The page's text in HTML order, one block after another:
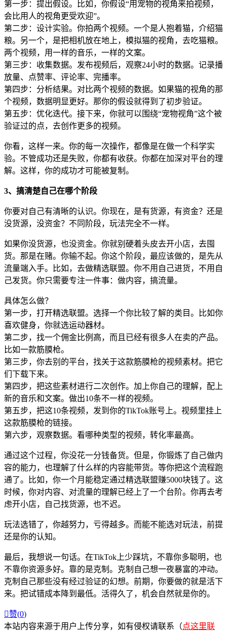
第一步：提出假设。比如，你假设“用宠物的视角来拍视频，
会比用人的视角更受欢迎”。
第二步：设计实验。你拍两个视频。一个是人抱着猫，介绍猫
粮。另一个，是把相机放在地上，模拟猫的视角，去吃猫粮。
两个视频，用一样的音乐，一样的文案。
第三步：收集数据。发布视频后，观察24小时的数据。记录播
放量、点赞率、评论率、完播率。
第四步：分析结果。对比两个视频的数据。如果猫的视角的那
个视频，数据明显更好。那你的假设就得到了初步验证。
第五步：优化迭代。接下来，你就可以围绕“宠物视角”这个被
验证过的点，去创作更多的视频。
你看，这样一来。你的每一次操作，都像是在做一个科学实
验。不管成功还是失败，你都有收获。你都在加深对平台的理
解。这样，你的成功才可能被复制。
3、搞清楚自己在哪个阶段
你要对自己有清晰的认识。你现在，是有货源，有资金？还是
没货源，没资金？不同阶段，玩法完全不一样。
如果你没货源，也没资金。你就别硬着头皮去开小店，去囤
货。那是在赌。你输不起。你这个阶段，最应该做的，是先从
流量端入手。比如，去做精选联盟。你不用自己进货，不用自
己发货。你只需要专注一件事：做内容，搞流量。
具体怎么做？
第一步，打开精选联盟。选择一个你比较了解的类目。比如你
喜欢健身，你就选运动器材。
第二步，找一个佣金比例高，而且已经有很多人在卖的产品。
比如一款筋膜枪。
第三步，你去别的平台，找关于这款筋膜枪的视频素材。把它
们下载下来。
第四步，把这些素材进行二次创作。加上你自己的理解，配上
新的音乐和文案。做出10条不一样的视频。
第五步，把这10条视频，发到你的TikTok账号上。视频里挂上
这款筋膜枪的链接。
第六步，观察数据。看哪种类型的视频，转化率最高。
通过这个过程，你没花一分钱备货。但是，你锻炼了自己做内
容的能力，也理解了什么样的内容能带货。等你把这个流程跑
通了。比如，你一个月能稳定通过精选联盟赚5000块钱了。这
时候，你对内容、对流量的理解已经上了一个台阶。你再去考
虑开小店，自己找货源，也不迟。
玩法选错了，你越努力，亏得越多。而能不能选对玩法，前提
还是你的认知。
最后，我想说一句话。在TikTok上少踩坑，不靠你多聪明，也
不靠你资源多好。靠的是克制。克制自己想一夜暴富的冲动。
克制自己那些没有经过验证的幻想。前期，你要做的就是活下
来。把试错成本降到最低。活得久了，机会自然就是你的。
赞(0)
本站内容来源于用户上传分享，如有侵权请联系（点这里联